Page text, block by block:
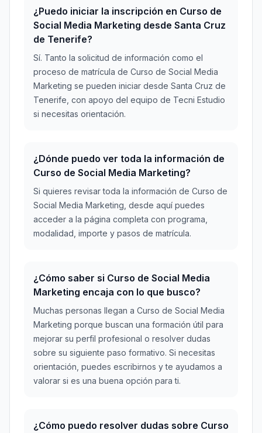
¿Puedo iniciar la inscripción en Curso de
Social Media Marketing desde Santa Cruz
de Tenerife?
Sí. Tanto la solicitud de información como el
proceso de matrícula de Curso de Social Media
Marketing se pueden iniciar desde Santa Cruz de
Tenerife, con apoyo del equipo de Tecni Estudio
si necesitas orientación.
¿Dónde puedo ver toda la información de
Curso de Social Media Marketing?
Si quieres revisar toda la información de Curso de
Social Media Marketing, desde aquí puedes
acceder a la página completa con programa,
modalidad, importe y pasos de matrícula.
¿Cómo saber si Curso de Social Media
Marketing encaja con lo que busco?
Muchas personas llegan a Curso de Social Media
Marketing porque buscan una formación útil para
mejorar su perfil profesional o resolver dudas
sobre su siguiente paso formativo. Si necesitas
orientación, puedes escribirnos y te ayudamos a
valorar si es una buena opción para ti.
¿Cómo puedo resolver dudas sobre Curso